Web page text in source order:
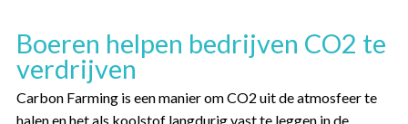
Boeren helpen bedrijven CO2 te
verdrijven
Carbon Farming is een manier om CO2 uit de atmosfeer te
halen en het als koolstof langdurig vast te leggen in de